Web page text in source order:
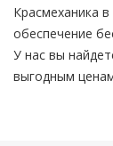
Красмеханика
обеспечение
У нас вы
выгодным